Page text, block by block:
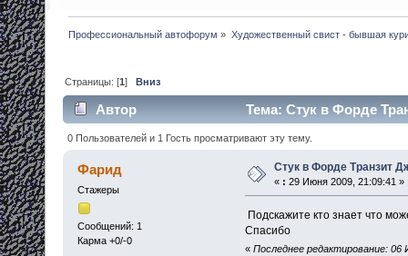
Профессиональный автофорум » Художественный свист - бывшая
Страницы: [1]Вниз
Автор Тема: Стук в Форде
0 Пользователей и 1 Гость просматривают эту тему.
Фарид
Стажеры
Сообщений: 1
Карма +0/-0
Стук в Форде Транзит
« : 29 Июня 2009, 21:09:41 »
Подскажите кто знает что
Спасибо
« Последнее редактирование: